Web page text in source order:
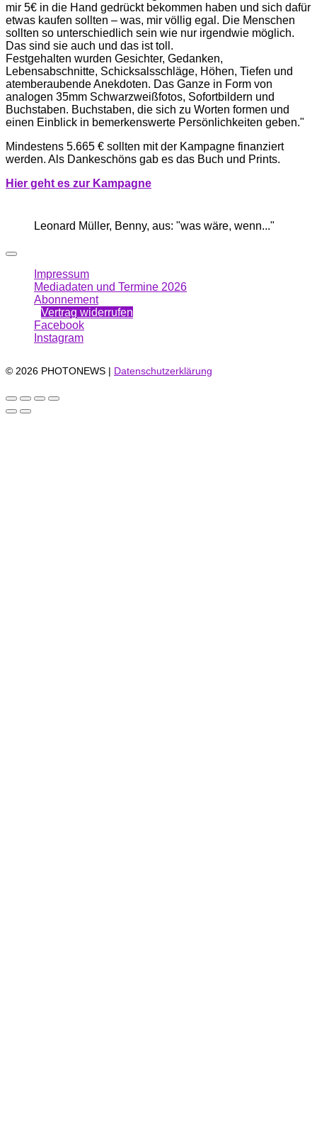
mir 5€ in die Hand gedrückt bekommen haben und sich dafür
etwas kaufen sollten – was, mir völlig egal. Die Menschen
sollten so unterschiedlich sein wie nur irgendwie möglich.
Das sind sie auch und das ist toll.
Festgehalten wurden Gesichter, Gedanken,
Lebensabschnitte, Schicksalsschläge, Höhen, Tiefen und
atemberaubende Anekdoten. Das Ganze in Form von
analogen 35mm Schwarzweißfotos, Sofortbildern und
Buchstaben. Buchstaben, die sich zu Worten formen und
einen Einblick in bemerkenswerte Persönlichkeiten geben."
Mindestens 5.665 € sollten mit der Kampagne finanziert
werden. Als Dankeschöns gab es das Buch und Prints.
Hier geht es zur Kampagne
Leonard Müller, Benny, aus: "was wäre, wenn..."
Impressum
Mediadaten und Termine 2026
Abonnement
Vertrag widerrufen
Facebook
Instagram
© 2026 PHOTONEWS | Datenschutzerklärung